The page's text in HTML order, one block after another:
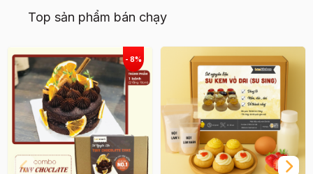
Top sản phẩm bán chạy